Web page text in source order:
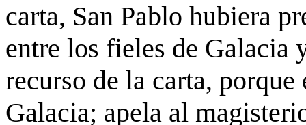
carta, San Pablo hubiera
entre los fieles de Galacia
recurso de la carta,
Galacia; apela al